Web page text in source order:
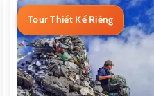
Tour Thiết Kế Riêng